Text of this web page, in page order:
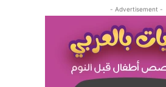
- Advertisement -